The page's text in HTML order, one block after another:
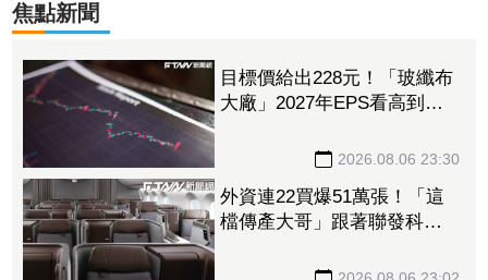
焦點新聞
目標價給出228元！「玻纖布
大廠」2027年EPS看高到
投資挹注營收 2026.08.06 23:30
外資連22買爆51萬張！「這
檔傳產大哥」跟著聯發科發